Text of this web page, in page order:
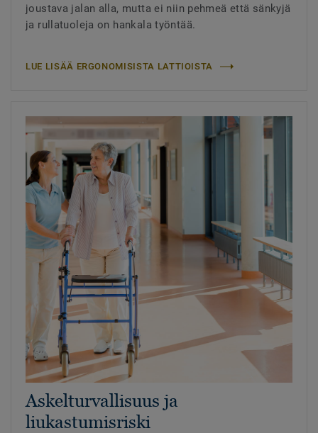
joustava jalan alla, mutta ei niin pehmeä että sänkyjä
ja rullatuoleja on hankala työntää.
LUE LISÄÄ ERGONOMISISTA LATTIOISTA
Askelturvallisuus ja
liukastumisriski